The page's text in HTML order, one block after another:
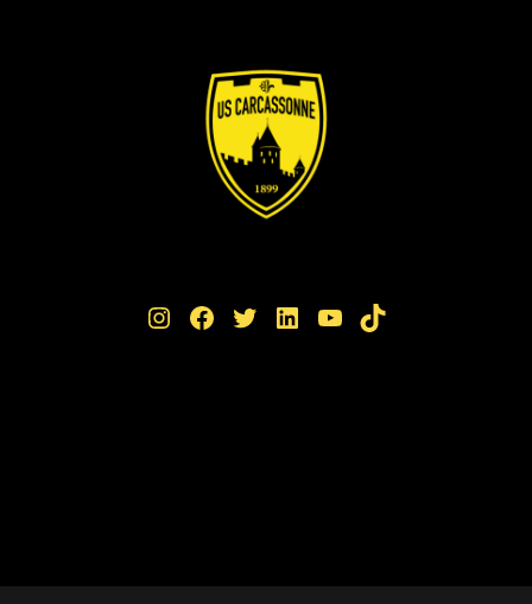
Instagram Facebook Twitter LinkedIn YouTube TikTok